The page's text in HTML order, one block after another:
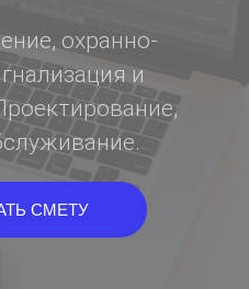
охранно-
и
СМЕТУ